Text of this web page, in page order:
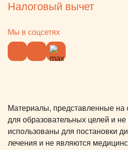
Налоговый вычет
Мы в соцсетях
Материалы, представленные на
для образовательных целей и не
использованы для постановки
лечения и не являются